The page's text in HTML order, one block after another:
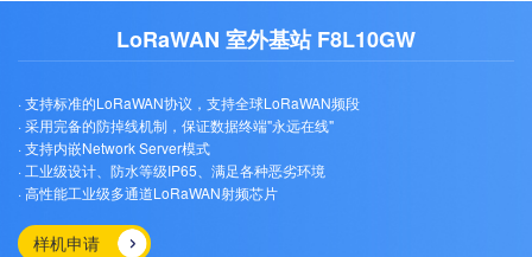
LoRaWAN 室外基站 F8L10GW
· 支持标准的LoRaWAN协议，支持全球LoRaWAN频段
· 采用完备的防掉线机制，保证数据终端"永远在线"
· 支持内嵌Network Server模式
· 工业级设计、防水等级IP65、满足各种恶劣环境
· 高性能工业级多通道LoRaWAN射频芯片
样机申请